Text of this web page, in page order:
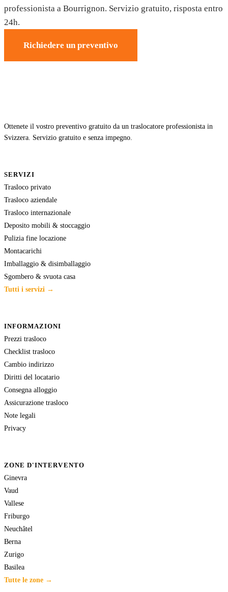
professionista a Bourrignon. Servizio gratuito, risposta entro
24h.
Richiedere un preventivo
Ottenete il vostro preventivo gratuito da un traslocatore professionista in
Svizzera. Servizio gratuito e senza impegno.
SERVIZI
Trasloco privato
Trasloco aziendale
Trasloco internazionale
Deposito mobili & stoccaggio
Pulizia fine locazione
Montacarichi
Imballaggio & disimballaggio
Sgombero & svuota casa
Tutti i servizi →
INFORMAZIONI
Prezzi trasloco
Checklist trasloco
Cambio indirizzo
Diritti del locatario
Consegna alloggio
Assicurazione trasloco
Note legali
Privacy
ZONE D'INTERVENTO
Ginevra
Vaud
Vallese
Friburgo
Neuchâtel
Berna
Zurigo
Basilea
Tutte le zone →